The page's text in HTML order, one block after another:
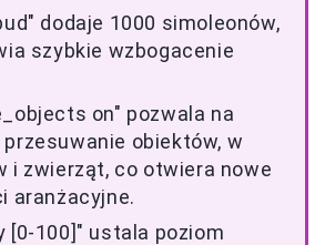
dodaje 1000 simoleonów,
szybkie wzbogacenie
on" pozwala na
obiektów, w
i zwierząt, co otwiera nowe
aranżacyjne.
[0-100]" ustala poziom